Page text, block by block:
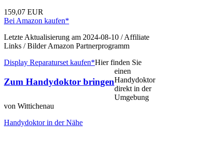
159,07 EUR
Bei Amazon kaufen*
Letzte Aktualisierung am 2024-08-10 / Affiliate
Links / Bilder Amazon Partnerprogramm
Display Reparaturset kaufen*
Zum Handydoktor bringen
Hier finden Sie
einen
Handydoktor
direkt in der
Umgebung
von Wittichenau
Handydoktor in der Nähe